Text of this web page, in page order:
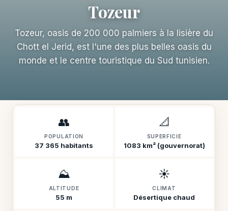
Tozeur
Tozeur, oasis de 200 000 palmiers à la lisière du
Chott el Jerid, est l'une des plus belles oasis du
monde et le centre touristique du Sud tunisien.
👥
POPULATION
37 365 habitants
📐
SUPERFICIE
1083 km² (gouvernorat)
⛰️
ALTITUDE
55 m
☀️
CLIMAT
Désertique chaud